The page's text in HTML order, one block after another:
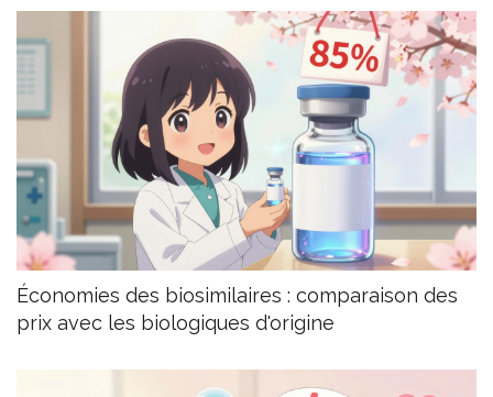
Économies des biosimilaires : comparaison des
prix avec les biologiques d'origine